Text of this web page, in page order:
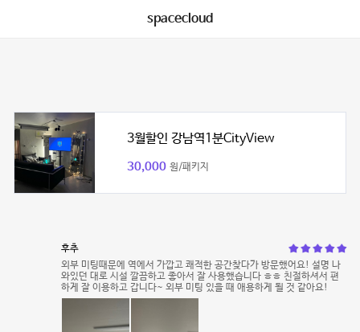
spacecloud
3월할인 강남역1분CityView
30,000 원/패키지
후추
외부 미팅때문에 역에서 가깝고 쾌적한 공간찾다가 방문했어요! 설명 나
와있던 대로 시설 깔끔하고 좋아서 잘 사용했습니다 ㅎㅎ 친절하셔서 편
하게 잘 이용하고 갑니다~ 외부 미팅 있을 때 애용하게 될 것 같아요!